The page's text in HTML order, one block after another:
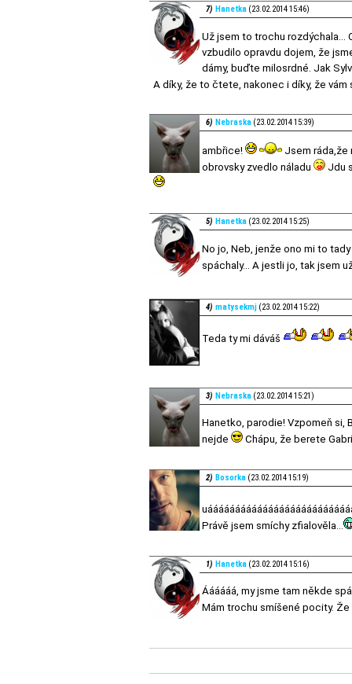
7) Hanetka (23.02.2014 15:46)
Už jsem to trochu rozdýchala...
vzbudilo opravdu dojem, že
dámy, buďte milosrdné. Jak
A díky, že to čtete, nakonec i díky, že
6) Nebraska (23.02.2014 15:39)
ambřice!
Jsem ráda,že
obrovsky zvedlo náladu
Jdu
5) Hanetka (23.02.2014 15:25)
No jo, Neb, jenže ono mi to
spáchaly... A jestli jo, tak jsem
4) matysekmj (23.02.2014 15:22)
Teda ty mi dáváš
3) Nebraska (23.02.2014 15:21)
Hanetko, parodie! Vzpomeň si,
nejde
Chápu, že berete
2) Bosorka (23.02.2014 15:19)
Právě jsem smíchy zfialověla...
1) Hanetka (23.02.2014 15:16)
Áááááá, my jsme tam někde
Mám trochu smíšené pocity.